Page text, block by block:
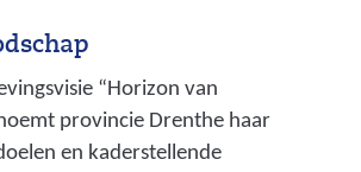
a
l
p
“Horizon van
provincie Drenthe haar
en kaderstellende